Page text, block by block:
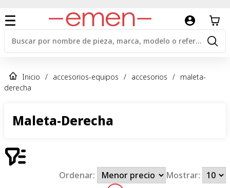
Inicio / accesorios-equipos / accesorios / maleta-
derecha
Maleta-Derecha
Ordenar: Mostrar: